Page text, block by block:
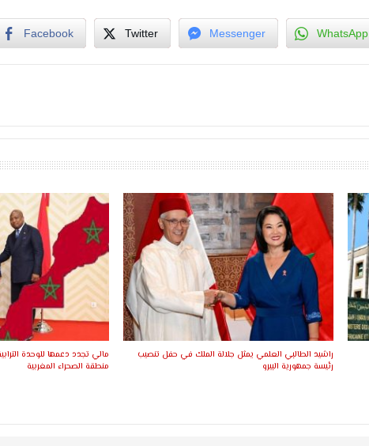
Facebook Twitter Messenger WhatsApp
راشيد الطالبي العلمي يمثل جلالة الملك في حفل تنصيب
رئيسة جمهورية البيرو
مالي تجدد دعمها للوحدة
منطقة الصحراء المغربية